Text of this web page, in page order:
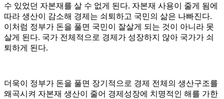
수 있었던 자본재를 살 수 없게 된다. 자본재 사용이 줄게 됨에
따라 생산이 감소해 경제는 쇠퇴하고 국민의 삶은 나빠진다.
이처럼 정부가 돈을 풀면 국민이 잘살게 되는 것이 아니라 못
살게 된다. 국가 전체적으로 경제가 성장하지 않아 국가가 쇠
퇴하게 된다.
더욱이 정부가 돈을 풀면 장기적으로 경제 전체의 생산구조를
왜곡시켜 자본재 생산이 줄어 경제성장에 치명적인 해를 가한